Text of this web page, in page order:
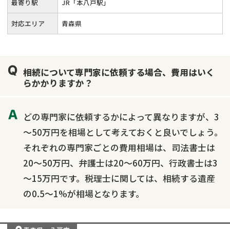
最寄り駅 JR「本八戸駅」
対応エリア 青森県
相続について専門家に依頼する場合、費用はいく
らかかりますか？
どの専門家に依頼するかによって異なりますが、3
～50万円を相場として考えておくと良いでしょう。
それぞれの専門家ごとの費用相場は、司法書士は
20～50万円、弁護士は20～60万円、行政書士は3
～15万円です。税理士に関しては、相続する遺産
の0.5～1%が相場となります。